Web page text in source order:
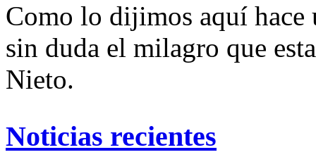
Como lo dijimos aquí hace
sin duda el milagro que
Nieto.
Noticias recientes